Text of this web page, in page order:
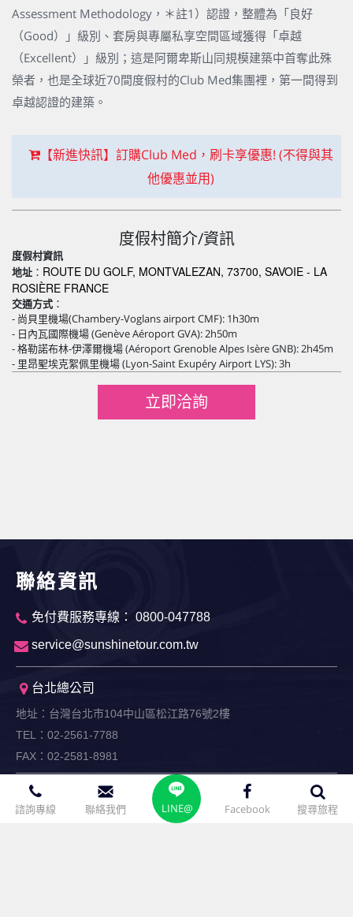
諮詢專線 聯絡我們 LINE@ Facebook 搜尋旅程
Assessment Methodology，＊註1）認證，整體為「良好
（Good）」級別、套房與專屬私享空間區域獲得「卓越
（Excellent）」級別；這是阿爾卑斯山同規模建築中首奪此殊
榮者，也是全球近70間度假村的Club Med集團裡，第一間得到
卓越認證的建築。
【新進快訊】訂購Club Med，刷卡享優惠! (不得與其
他優惠並用)
度假村簡介/資訊
度假村資訊
地址 ： ROUTE DU GOLF, MONTVALEZAN, 73700, SAVOIE - LA
ROSIÈRE FRANCE
交通方式 ：
- 尚貝里機場(Chambery-Voglans airport CMF): 1h30m
- 日內瓦國際機場 (Genève Aéroport GVA): 2h50m
- 格勒諾布林-伊澤爾機場 (Aéroport Grenoble Alpes Isère GNB): 2h45m
- 里昂聖埃克絮佩里機場 (Lyon-Saint Exupéry Airport LYS): 3h
立即洽詢
聯絡資訊
免付費服務專線： 0800-047788
service@sunshinetour.com.tw
台北總公司
地址：台灣台北市104中山區松江路76號2樓
TEL：02-2561-7788
FAX：02-2581-8981
台中分公司
地址：台灣台中市403西區忠明南路42號6樓